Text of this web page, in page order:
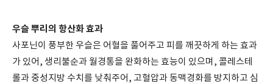
우슬 뿌리의 항산화 효과
사포닌이 풍부한 우슬은 어혈을 풀어주고 피를 깨끗하게 하는 효과
가 있어, 생리불순과 월경통을 완화하는 효능이 있으며, 콜레스테
롤과 중성지방 수치를 낮춰주어, 고혈압과 동맥경화를 방지하고 심